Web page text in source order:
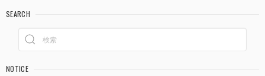
SEARCH
NOTICE